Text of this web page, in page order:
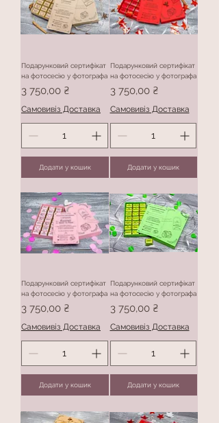
Подарунковий сертифікат
на фотосесію у фотографа
Ціна
3 750,00 ₴
Самовивіз Доставка
Додати у кошик
Подарунковий сертифікат
на фотосесію у фотографа
Ціна
3 750,00 ₴
Самовивіз Доставка
Додати у кошик
Подарунковий сертифікат
на фотосесію у фотографа
Ціна
3 750,00 ₴
Самовивіз Доставка
Додати у кошик
Подарунковий сертифікат
на фотосесію у фотографа
Ціна
3 750,00 ₴
Самовивіз Доставка
Додати у кошик